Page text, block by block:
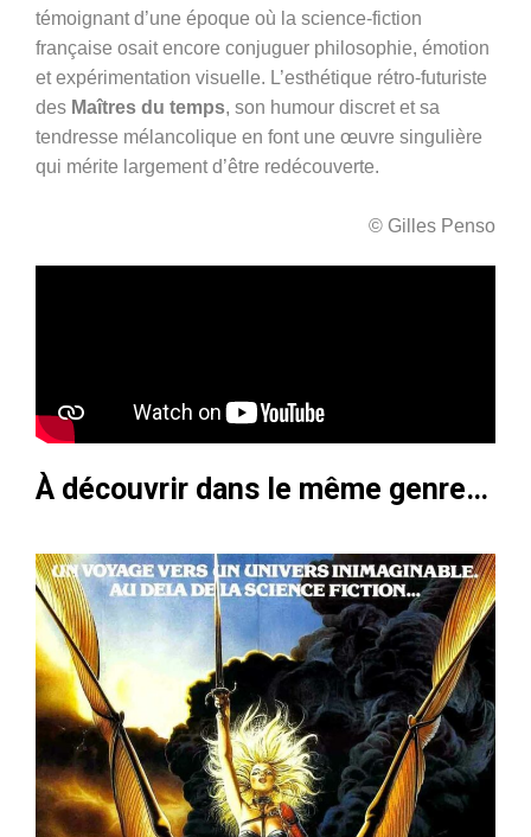
témoignant d’une époque où la science-fiction
française osait encore conjuguer philosophie, émotion
et expérimentation visuelle. L’esthétique rétro-futuriste
des Maîtres du temps, son humour discret et sa
tendresse mélancolique en font une œuvre singulière
qui mérite largement d’être redécouverte.
© Gilles Penso
À découvrir dans le même genre…